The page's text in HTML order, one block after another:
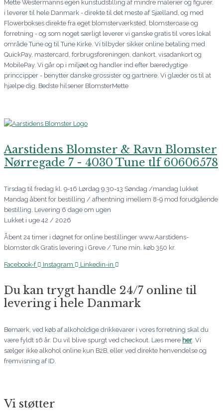
Mette Westermanns egen kunstudstilling af mindre malerier og figurer.
i leverer til hele Danmark - direkte til det meste af Sjælland, og med
Flowerbokses direkte fra eget blomsterværksted, blomsteroase og
forretning - og som noget særligt leverer vi ganske gratis til vores lokal
område Tune og til Tune Kirke. Vi tilbyder sikker online betaling med
QuickPay, mastercard, forbrugsforeningen, dankort, visadankort og
MobilePay. Vi går op i miljøet og handler ind efter bæredygtige
princcipper - benytter danske grossister og gartnere. Vi glæder os til at
hjælpe dig. Bedste hilsener BlomsterMette
Aarstidens Blomster & Ravn Blomster
Nørregade 7 - 4030 Tune tlf 60606578
Tirsdag til fredag kl. 9-16 Lørdag 9.30-13 Søndag /mandag lukket
Mandag åbent for bestilling / afhentning imellem 8-9 mod forudgående
bestilling. Levering 6 dage om ugen
Lukket i uge 42 / 2026
Åbent 24 timer i døgnet for online bestillinger www.Aarstidens-
blomster.dk Gratis levering i Greve / Tune min. køb 350 kr.
Facebook-f Instagram Linkedin-in
Du kan trygt handle 24/7 online til
levering i hele Danmark
Bemærk, ved køb af alkoholdige drikkevarer i vores forretning skal du
være fyldt 16 år. Du vil blive spurgt ved checkout. Læs mere her . Vi
sælger ikke alkohol online kun B2B, eller ved direkte henvendelse og
fremvisning af ID.
Vi støtter